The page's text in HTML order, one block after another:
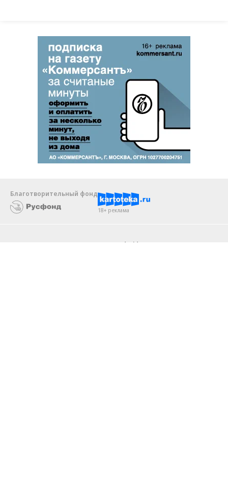
Благотворительный фонд
18+ реклама
Android